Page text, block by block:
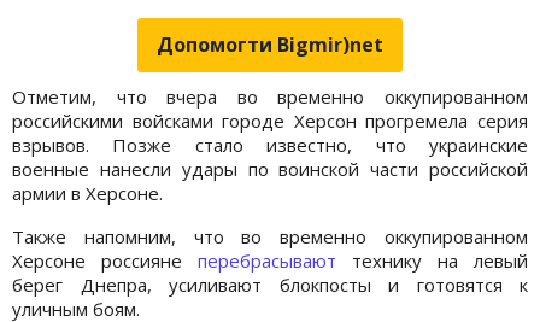
Допомогти Bigmir)net
Отметим, что вчера во временно оккупированном
российскими войсками городе Херсон прогремела серия
взрывов. Позже стало известно, что украинские
военные нанесли удары по воинской части российской
армии в Херсоне.
Также напомним, что во временно оккупированном
Херсоне россияне перебрасывают технику на левый
берег Днепра, усиливают блокпосты и готовятся к
уличным боям.